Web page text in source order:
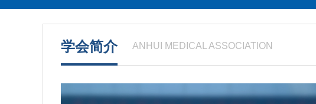
学会简介 ANHUI MEDICAL ASSOCIATION